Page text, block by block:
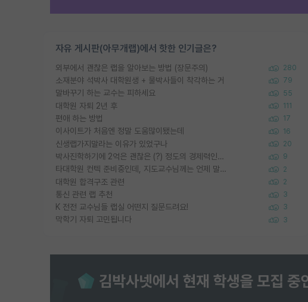
자유 게시판(아무개랩)에서 핫한 인기글은?
외부에서 괜찮은 랩을 알아보는 방법 (장문주의) 280
소재분야 석박사 대학원생 + 물박사들이 착각하는 거 79
말바꾸기 하는 교수는 피하세요 55
대학원 자퇴 2년 후 111
편애 하는 방법 17
이사이트가 처음엔 정말 도움많이됐는데 16
신생랩가지말라는 이유가 있었구나 20
박사진학하기에 2억은 괜찮은 (?) 정도의 경제력인가요 9
타대학원 컨텍 준비중인데, 지도교수님께는 언제 말씀드려야 할까요? 2
대학원 합격구조 관련 2
통신 관련 랩 추천 3
K 전전 교수님들 랩실 어떤지 질문드려요! 3
막학기 자퇴 고민됩니다 3